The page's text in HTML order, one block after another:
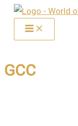
Zum
springen
GCC